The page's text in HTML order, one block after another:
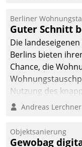
Berliner
Guter Schnitt
Die
Berlins bieten
Chance, die
Nutzung des
Anwendungsfall
Unternehmen.
Andreas Lerchner
Objektsanierung
Gewobag